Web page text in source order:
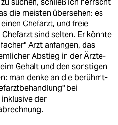
suchen, schließlich herrscht
die meisten übersehen: es
Chefarzt, und freie
sind selten. Er könnte
Arzt anfangen, das
Abstieg in der Ärzte-
Gehalt und den sonstigen
man denke an die berühmt-
bei
der